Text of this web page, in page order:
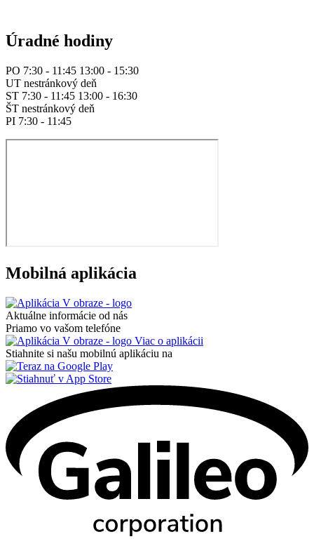
Úradné hodiny
PO 7:30 - 11:45 13:00 - 15:30
UT nestránkový deň
ST 7:30 - 11:45 13:00 - 16:30
ŠT nestránkový deň
PI 7:30 - 11:45
Mobilná aplikácia
Aktuálne informácie od nás
Priamo vo vašom telefóne
Viac o aplikácii
Stiahnite si našu mobilnú aplikáciu na